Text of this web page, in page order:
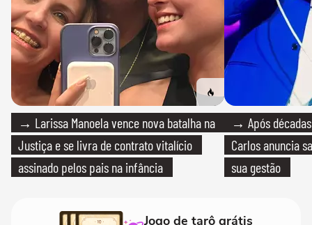
→ Larissa Manoela vence nova batalha na
Justiça e se livra de contrato vitalício
assinado pelos pais na infância
→ Após
Carlos anuncia
sua gestão
Jogo de tarô grátis